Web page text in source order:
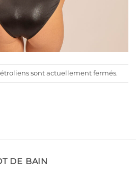
sont actuellement fermés.
DE BAIN